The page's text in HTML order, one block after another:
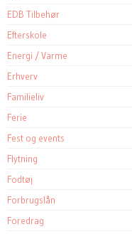
EDB Tilbehør
Efterskole
Energi / Varme
Erhverv
Familieliv
Ferie
Fest og events
Flytning
Fodtøj
Forbrugslån
Foredrag